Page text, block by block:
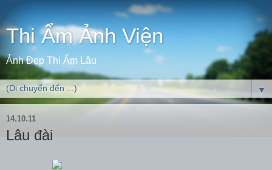
Thi Ẩm Ảnh Viện
Ảnh Đẹp Thi Ẩm Lâu
▼
14.10.11
Lâu đài